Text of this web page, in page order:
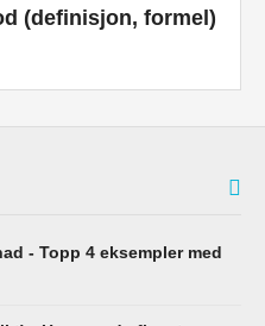
(definisjon, formel)
- Topp 4 eksempler med